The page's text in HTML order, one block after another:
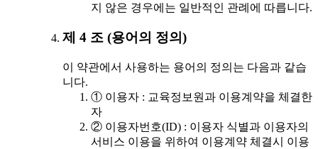
지 않은 경우에는 일반적인 관례에 따릅니다.
제 4 조 (용어의 정의)
이 약관에서 사용하는 용어의 정의는 다음과 같습
니다.
① 이용자 : 교육정보원과 이용계약을 체결한
자
② 이용자번호(ID) : 이용자 식별과 이용자의
서비스 이용을 위하여 이용계약 체결시 이용